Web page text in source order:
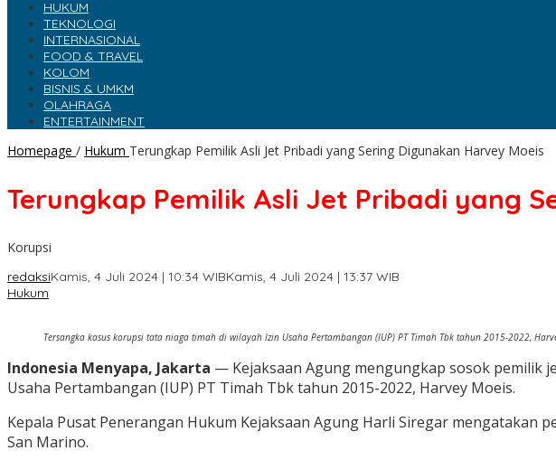
HUKUM
TEKNOLOGI
INTERNASIONAL
FOOD & TRAVEL
KOLOM
BISNIS & UMKM
OLAHRAGA
ENTERTAINMENT
Homepage / Hukum Terungkap Pemilik Asli Jet Pribadi yang Sering Digunakan Harvey Moeis
Terungkap Pemilik Asli Jet Pribadi yang
Korupsi
redaksiKamis, 4 Juli 2024 | 10:34 WIBKamis, 4 Juli 2024 | 13:37 WIB
Hukum
Tersangka kasus korupsi tata niaga timah di wilayah Izin Usaha Pertambangan (IUP) PT Timah Tbk tahun 2015-2022,
Indonesia Menyapa, Jakarta — Kejaksaan Agung mengungkap sosok pemilik
Usaha Pertambangan (IUP) PT Timah Tbk tahun 2015-2022, Harvey Moeis.
Kepala Pusat Penerangan Hukum Kejaksaan Agung Harli Siregar
San Marino.